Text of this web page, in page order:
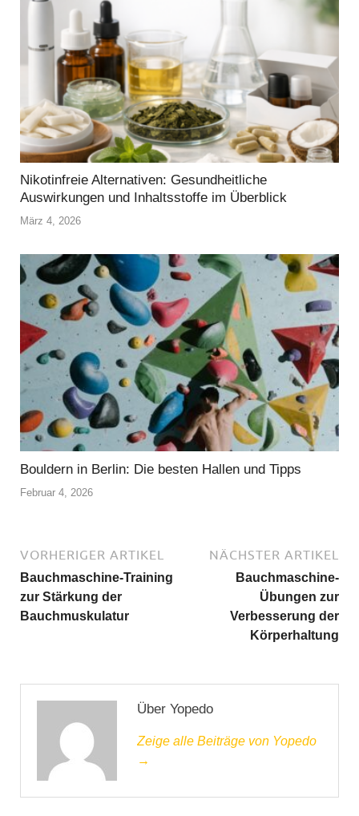
Nikotinfreie Alternativen: Gesundheitliche
Auswirkungen und Inhaltsstoffe im Überblick
März 4, 2026
Bouldern in Berlin: Die besten Hallen und Tipps
Februar 4, 2026
VORHERIGER ARTIKEL
Bauchmaschine-Training
zur Stärkung der
Bauchmuskulatur
NÄCHSTER ARTIKEL
Bauchmaschine-
Übungen zur
Verbesserung der
Körperhaltung
Über Yopedo
Zeige alle Beiträge von Yopedo
→